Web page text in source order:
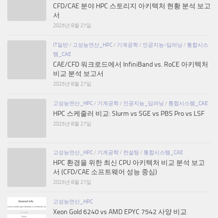
CFD/CAE 분야 HPC 스토리지 아키텍처 현황 분석 보고
서
2025년 8월 27일
IT일반/ 고성능연산_HPC/ 기계공학/ 인공지능-딥러닝 / 통합시스
템_CAE
CAE/CFD 워크로드에서 InfiniBand vs. RoCE 아키텍처
비교 분석 보고서
2025년 8월 27일
고성능연산_HPC/ 기계공학/ 인공지능_딥러닝 / 통합시스템_CAE
HPC 스케줄러 비교: Slurm vs SGE vs PBS Pro vs LSF
2025년 8월 27일
고성능연산_HPC/ 기계공학/ 컨설팅 / 통합시스템_CAE
HPC 환경을 위한 최신 CPU 아키텍처 비교 분석 보고
서 (CFD/CAE 소프트웨어 성능 중심)
2025년 8월 27일
고성능연산_HPC
Xeon Gold 6240 vs AMD EPYC 7542 사양 비교